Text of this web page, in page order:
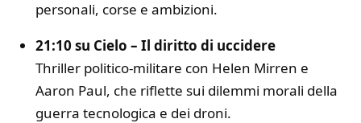
personali, corse e ambizioni.
21:10 su Cielo – Il diritto di uccidere
Thriller politico-militare con Helen Mirren e
Aaron Paul, che riflette sui dilemmi morali della
guerra tecnologica e dei droni.